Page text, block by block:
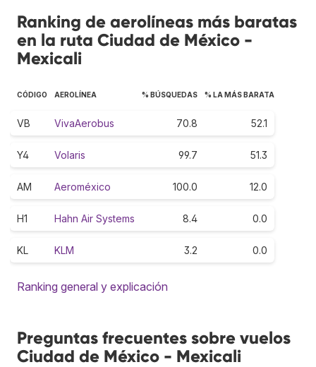
Ranking de aerolíneas más baratas
en la ruta Ciudad de México -
Mexicali
CÓDIGO AEROLÍNEA % BÚSQUEDAS % LA MÁS BARATA
VB VivaAerobus 70.8 52.1
Y4 Volaris 99.7 51.3
AM Aeroméxico 100.0 12.0
H1 Hahn Air Systems 8.4 0.0
KL KLM 3.2 0.0
Ranking general y explicación
Preguntas frecuentes sobre vuelos
Ciudad de México - Mexicali